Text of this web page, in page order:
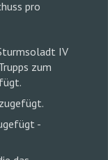
pro
IV
zum
-